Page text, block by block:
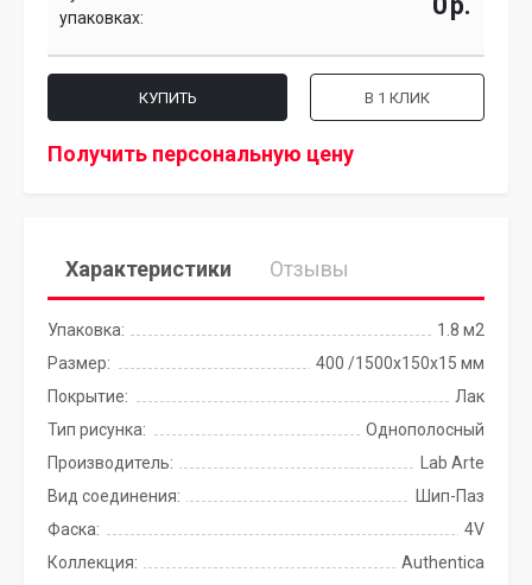
упаковках:
КУПИТЬ В 1 КЛИК
Получить персональную цену
Характеристики Отзывы
Упаковка:
1.8 м2
Размер:
400 /1500х150х15 мм
Покрытие:
Лак
Тип рисунка:
Однополосный
Производитель:
Lab Arte
Вид соединения:
Шип-Паз
Фаска:
4V
Коллекция:
Authentica